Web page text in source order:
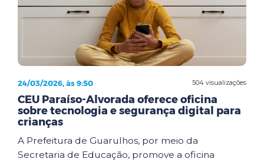
504 visualizações
24/03/2026, às 9:50
CEU Paraíso-Alvorada oferece oficina
sobre tecnologia e segurança digital para
crianças
A Prefeitura de Guarulhos, por meio da
Secretaria de Educação, promove a oficina